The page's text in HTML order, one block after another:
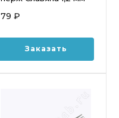
79 ₽
Заказать